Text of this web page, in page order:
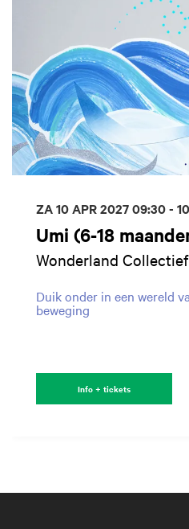
Umi (6-18
Wonderland Collectief
Duik onder in een wereld
beweging
ZA 10 APR 202709:30 -
Info + tickets